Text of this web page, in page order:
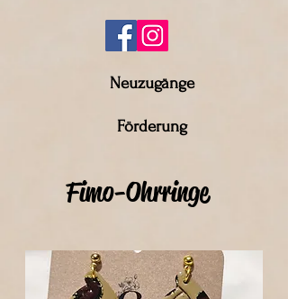
Neuzugänge
Förderung
Fimo-Ohrringe